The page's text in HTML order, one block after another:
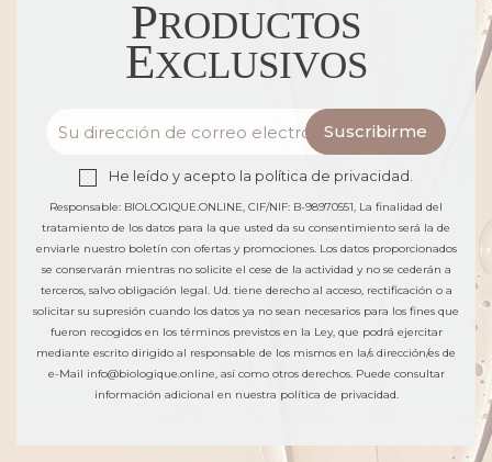
PRODUCTOS
EXCLUSIVOS
He leído y acepto la política de privacidad.
Responsable: BIOLOGIQUE.ONLINE, CIF/NIF: B-98970551, La finalidad del
tratamiento de los datos para la que usted da su consentimiento será la de
enviarle nuestro boletín con ofertas y promociones. Los datos proporcionados
se conservarán mientras no solicite el cese de la actividad y no se cederán a
terceros, salvo obligación legal. Ud. tiene derecho al acceso, rectificación o a
solicitar su supresión cuando los datos ya no sean necesarios para los fines que
fueron recogidos en los términos previstos en la Ley, que podrá ejercitar
mediante escrito dirigido al responsable de los mismos en la/s dirección/es de
e-Mail info@biologique.online, así como otros derechos. Puede consultar
información adicional en nuestra política de privacidad.